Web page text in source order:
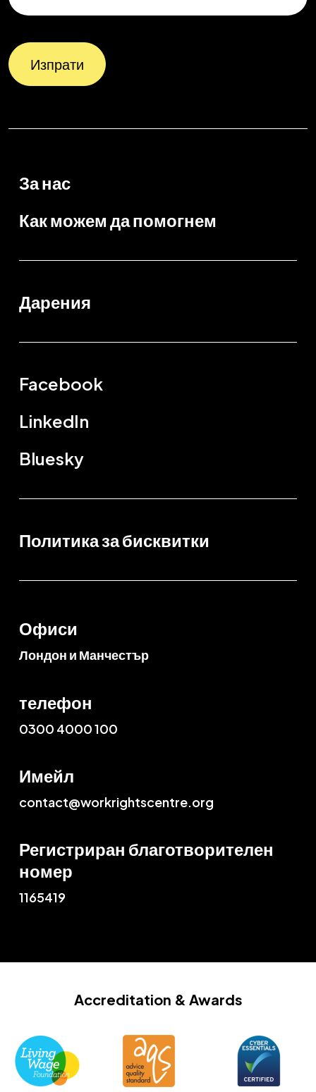
Изпрати
За нас
Как можем да помогнем
Дарения
Facebook
LinkedIn
Bluesky
Политика за бисквитки
Офиси
Лондон и Манчестър
телефон
0300 4000 100
Имейл
contact@workrightscentre.org
Регистриран благотворителен
номер
1165419
Accreditation & Awards